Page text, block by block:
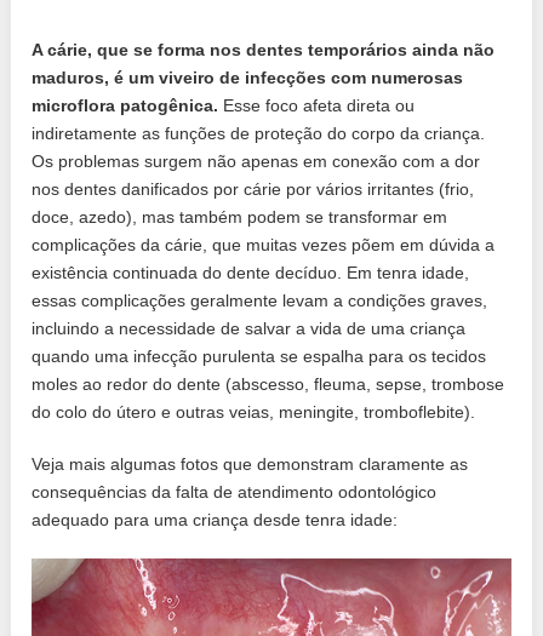
A cárie, que se forma nos dentes temporários ainda não
maduros, é um viveiro de infecções com numerosas
microflora patogênica. Esse foco afeta direta ou
indiretamente as funções de proteção do corpo da criança.
Os problemas surgem não apenas em conexão com a dor
nos dentes danificados por cárie por vários irritantes (frio,
doce, azedo), mas também podem se transformar em
complicações da cárie, que muitas vezes põem em dúvida a
existência continuada do dente decíduo. Em tenra idade,
essas complicações geralmente levam a condições graves,
incluindo a necessidade de salvar a vida de uma criança
quando uma infecção purulenta se espalha para os tecidos
moles ao redor do dente (abscesso, fleuma, sepse, trombose
do colo do útero e outras veias, meningite, tromboflebite).
Veja mais algumas fotos que demonstram claramente as
consequências da falta de atendimento odontológico
adequado para uma criança desde tenra idade: